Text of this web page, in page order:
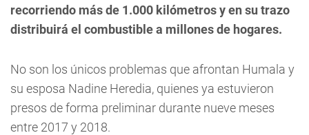
recorriendo más de 1.000 kilómetros y en su trazo
distribuirá el combustible a millones de hogares.
No son los únicos problemas que afrontan Humala y
su esposa Nadine Heredia, quienes ya estuvieron
presos de forma preliminar durante nueve meses
entre 2017 y 2018.